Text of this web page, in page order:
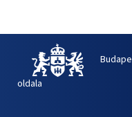
oldala